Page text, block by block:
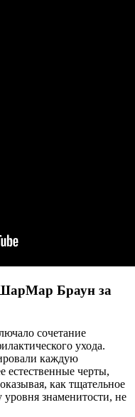
Браун за
сочетание
ухода.
каждую
естественные черты,
как тщательное
знаменитости, не